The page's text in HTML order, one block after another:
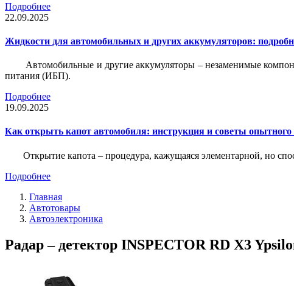
Подробнее
22.09.2025
Жидкости для автомобильных и других аккумуляторов:
Автомобильные и другие аккумуляторы – незаменимые
питания (ИБП).
Подробнее
19.09.2025
Как открыть капот автомобиля: инструкция и советы
Открытие капота – процедура, кажущаяся элементарной, но
Подробнее
Главная
Автотовары
Автоэлектроника
Радар – детектор INSPECTOR RD X3